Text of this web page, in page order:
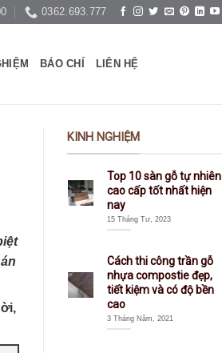
0362.693.777
BÁO CHÍ LIÊN HỆ
KINH NGHIỆM
Top 10 sàn gỗ tự nhiên
cao cấp tốt nhất hiện
nay
15 Tháng Tư, 2023
Cách thi công trần gỗ
nhựa compostie đẹp,
tiết kiệm và có độ bền
cao
3 Tháng Năm, 2021